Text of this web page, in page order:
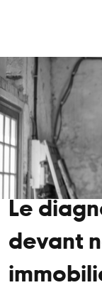
Le
devant